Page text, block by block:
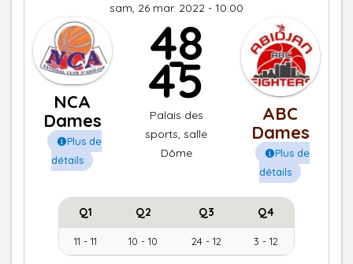
sam, 26 mar. 2022 - 10:00
NCA
Dames
Plus de
détails
48
-
45
Palais des
sports, salle
Dôme
ABC
Dames
Plus de
détails
Q1 Q2 Q3 Q4
11 - 11 10 - 10 24 - 12 3 - 12